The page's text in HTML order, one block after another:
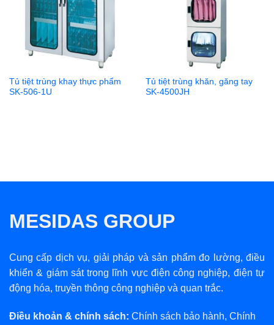
Tủ tiệt trùng khay thực phẩm
SK-506-1U
Tủ tiệt trùng khăn, găng tay
SK-4500JH
MESIDAS GROUP
Cung cấp dịch vụ, giải pháp và sản phẩm đo lường, điều
khiển & giám sát trong lĩnh vực điện công nghiệp, điện tự
động hóa, truyền thông công nghiệp và quan trắc.
Điều khoản & chính sách: Chính sách bảo hành, Chính